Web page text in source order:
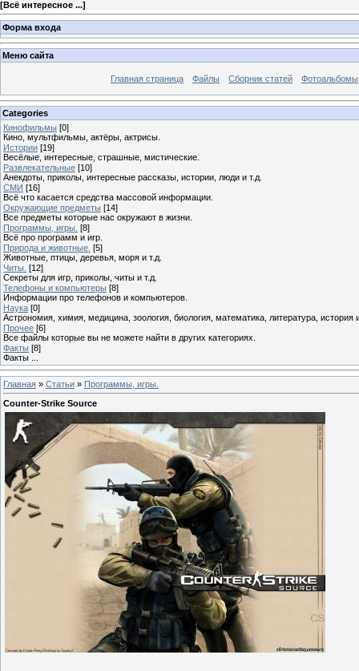
[Всё интересное ...]
Форма входа
Меню сайта
Главная страница Файлы Сборник статей Фотоальбомы
Categories
Кинофильмы [0]
Кино, мультфильмы, актёры, актрисы.
Истории [19]
Весёлые, интересные, страшные, мистические.
Развлекательные [10]
Анекдоты, приколы, интересные рассказы, истории, люди и т.д.
СМИ [16]
Всё что касается средства массовой информации.
Окружающие предметы [14]
Все предметы которые нас окружают в жизни.
Программы, игры. [8]
Всё про программ и игр.
Природа и животные. [5]
Животные, птицы, деревья, моря и т.д.
Читы. [12]
Секреты для игр, приколы, читы и т.д.
Телефоны и компьютеры [8]
Информации про телефонов и компьютеров.
Наука [0]
Астрономия, химия, медицина, зоология, биология, математика, литература, история
Прочее [6]
Все файлы которые вы не можете найти в других категориях.
Факты [8]
Факты ...
Главная » Статьи » Программы, игры.
Counter-Strike Source